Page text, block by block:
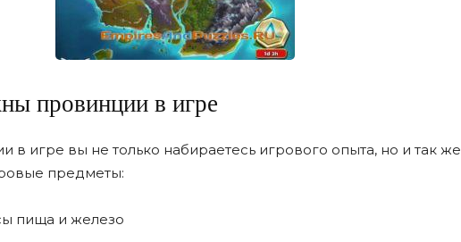
провинции в игре
в игре вы не только набираетесь игрового опыта, но и так же
предметы:
пища и железо